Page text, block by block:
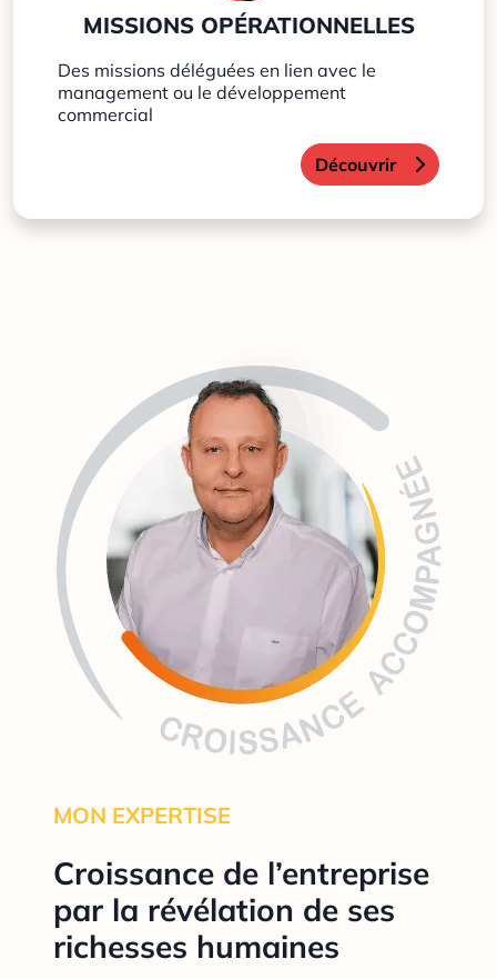
MISSIONS OPÉRATIONNELLES
Des missions déléguées en lien avec le
management ou le développement
commercial
Découvrir
MON EXPERTISE
Croissance de l’entreprise
par la révélation de ses
richesses humaines